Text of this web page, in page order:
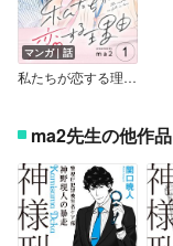
マンガ｜話
私たちが恋する理由【単話】
ma2先生の他作品